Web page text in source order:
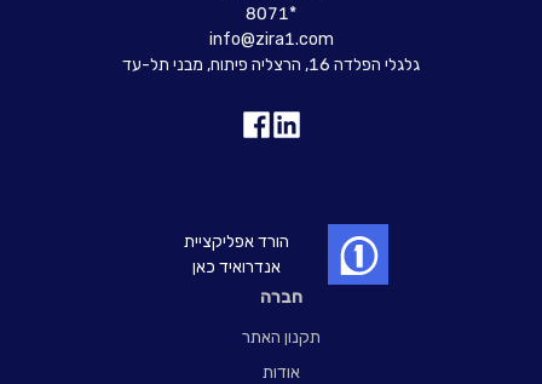
חברה
תקנון האתר
אודות
8071*
info@zira1.com
גלגלי הפלדה 16, הרצליה פיתוח, מבני תל-עד
הורד אפליקציית
אנדרואיד כאן